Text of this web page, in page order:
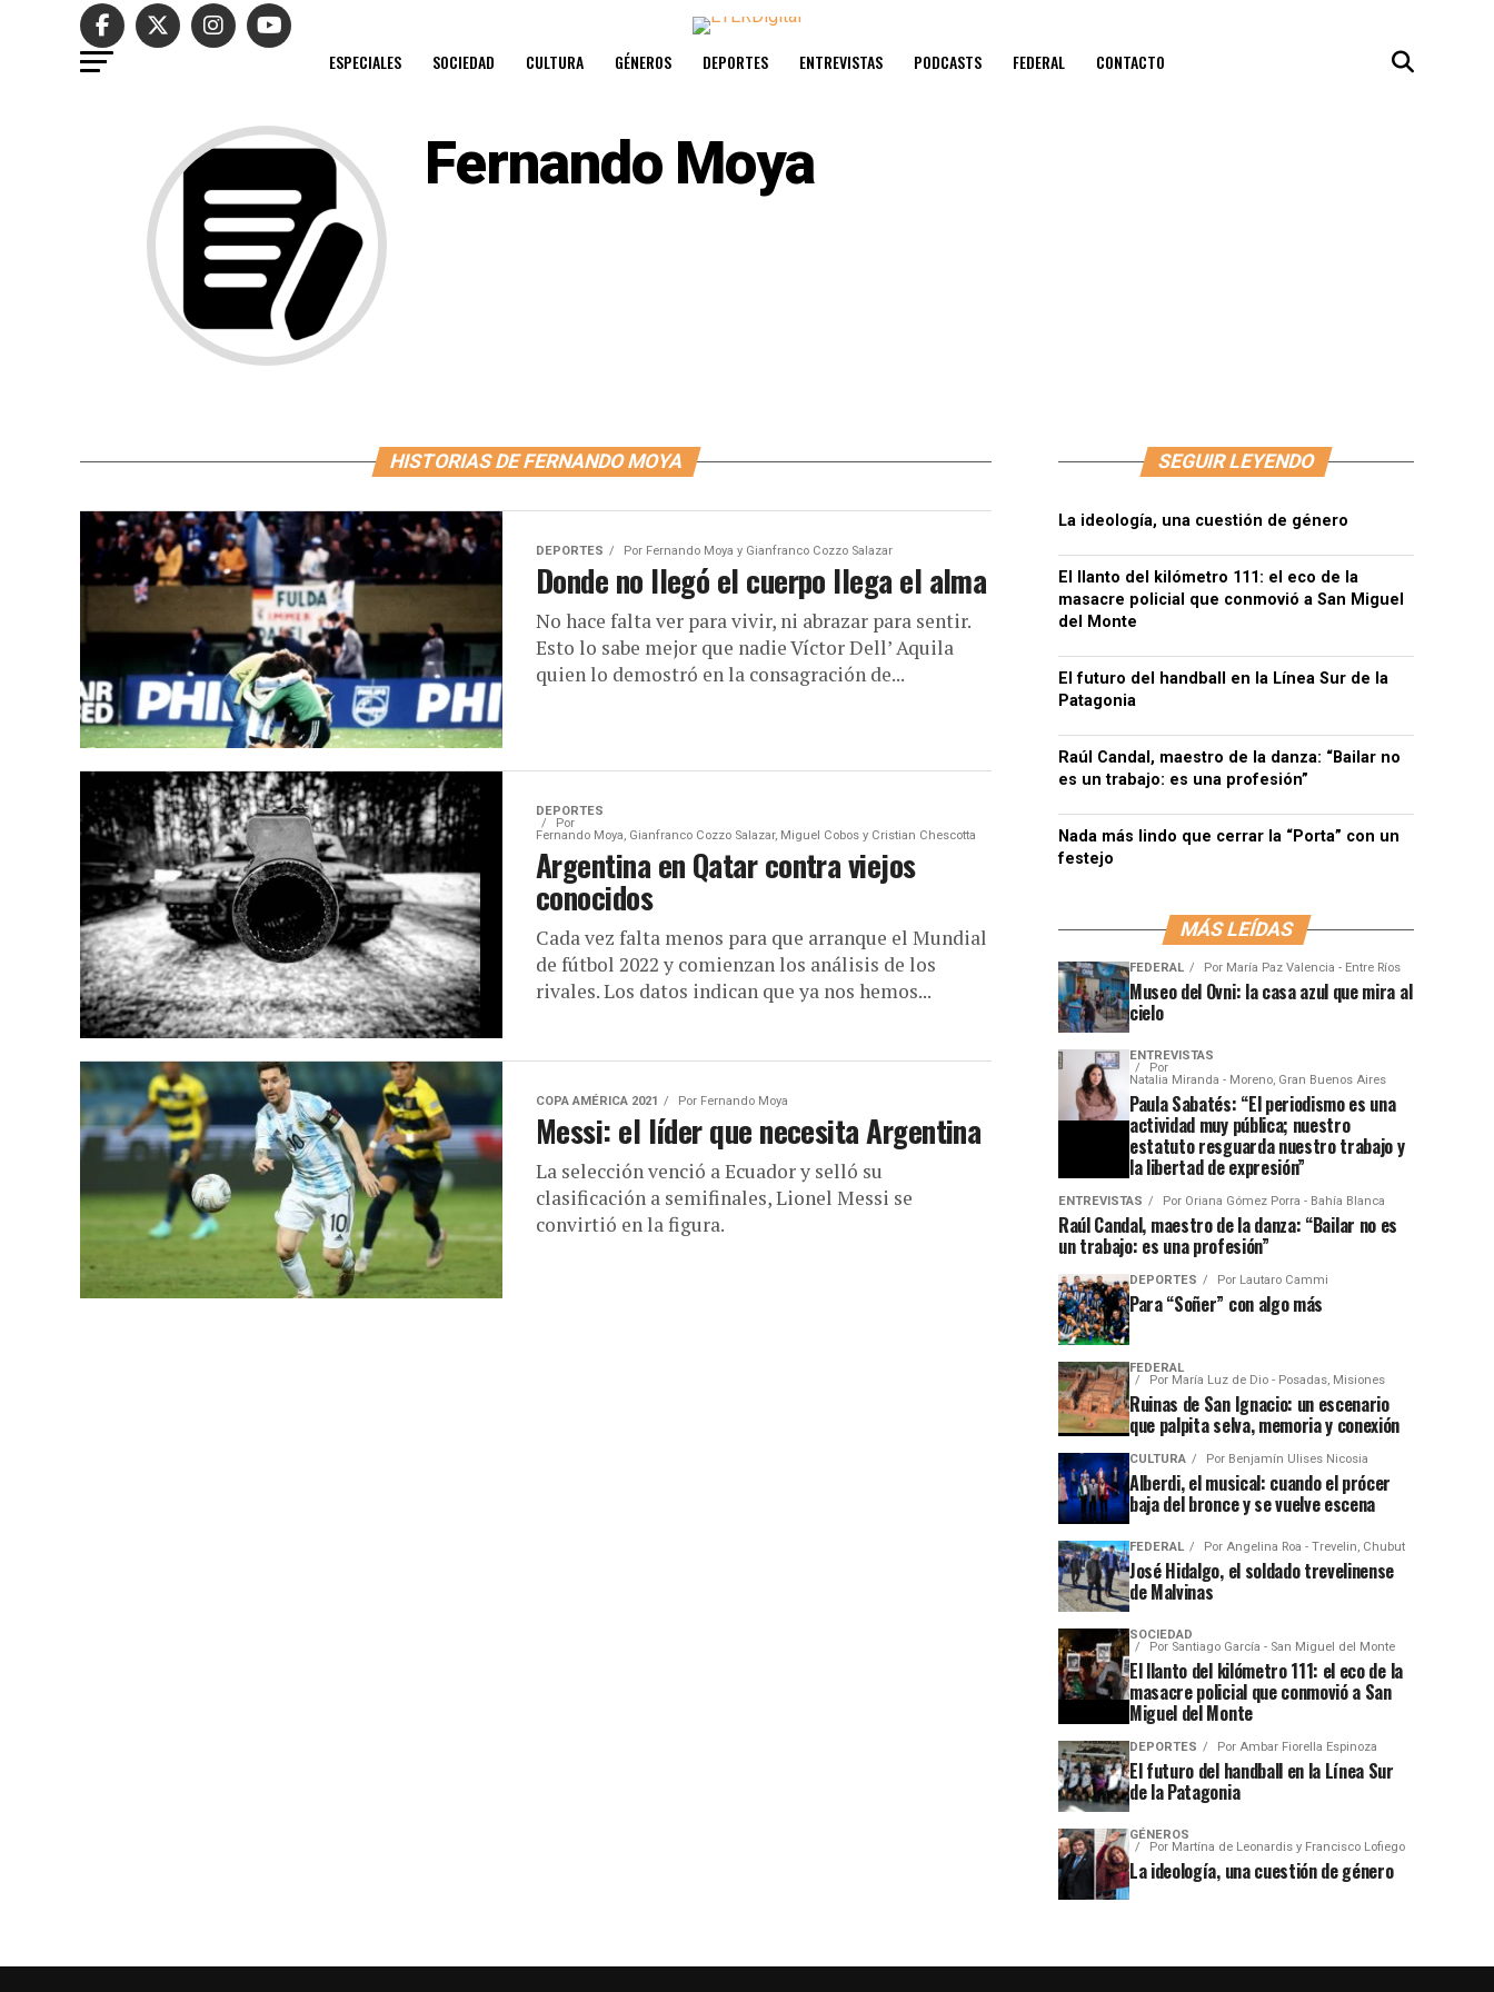
ESPECIALES SOCIEDAD CULTURA GÉNEROS DEPORTES ENTREVISTAS PODCASTS FEDERAL CONTACTO
Fernando Moya
HISTORIAS DE FERNANDO MOYA
DEPORTES Por Fernando Moya y Gianfranco Cozzo Salazar
Donde no llegó el cuerpo llega el alma
No hace falta ver para vivir, ni abrazar para sentir.
Esto lo sabe mejor que nadie Víctor Dell’ Aquila
quien lo demostró en la consagración de...
DEPORTES
Por
Fernando Moya, Gianfranco Cozzo Salazar, Miguel Cobos y Cristian Chescotta
Argentina en Qatar contra viejos
conocidos
Cada vez falta menos para que arranque el Mundial
de fútbol 2022 y comienzan los análisis de los
rivales. Los datos indican que ya nos hemos...
COPA AMÉRICA 2021 Por Fernando Moya
Messi: el líder que necesita Argentina
La selección venció a Ecuador y selló su
clasificación a semifinales, Lionel Messi se
convirtió en la figura.
SEGUIR LEYENDO
La ideología, una cuestión de género
El llanto del kilómetro 111: el eco de la
masacre policial que conmovió a San Miguel
del Monte
El futuro del handball en la Línea Sur de la
Patagonia
Raúl Candal, maestro de la danza: “Bailar no
es un trabajo: es una profesión”
Nada más lindo que cerrar la “Porta” con un
festejo
MÁS LEÍDAS
FEDERAL Por María Paz Valencia - Entre Ríos
Museo del Ovni: la casa azul que mira al
cielo
ENTREVISTAS
Por
Natalia Miranda - Moreno, Gran Buenos Aires
Paula Sabatés: “El periodismo es una
actividad muy pública; nuestro
estatuto resguarda nuestro trabajo y
la libertad de expresión”
ENTREVISTAS Por Oriana Gómez Porra - Bahía Blanca
Raúl Candal, maestro de la danza: “Bailar no es
un trabajo: es una profesión”
DEPORTES Por Lautaro Cammi
Para “Soñer” con algo más
FEDERAL
Por María Luz de Dio - Posadas, Misiones
Ruinas de San Ignacio: un escenario
que palpita selva, memoria y conexión
CULTURA Por Benjamín Ulises Nicosia
Alberdi, el musical: cuando el prócer
baja del bronce y se vuelve escena
FEDERAL Por Angelina Roa - Trevelin, Chubut
José Hidalgo, el soldado trevelinense
de Malvinas
SOCIEDAD
Por Santiago García - San Miguel del Monte
El llanto del kilómetro 111: el eco de la
masacre policial que conmovió a San
Miguel del Monte
DEPORTES Por Ambar Fiorella Espinoza
El futuro del handball en la Línea Sur
de la Patagonia
GÉNEROS
Por Martína de Leonardis y Francisco Lofiego
La ideología, una cuestión de género